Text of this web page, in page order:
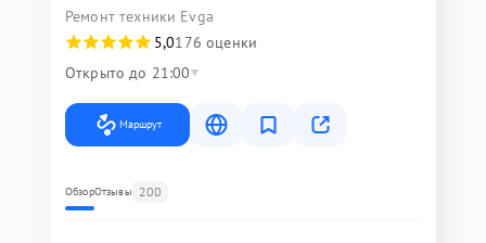
Ремонт техники Evga
5,0176 оценки
Открыто до 21:00
Маршрут
ОбзорОтзывы 200